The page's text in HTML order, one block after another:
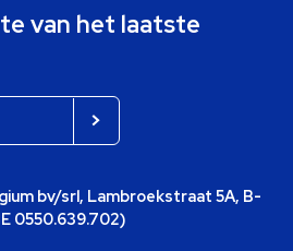
van het laatste
bv/srl, Lambroekstraat 5A, B-
0550.639.702)